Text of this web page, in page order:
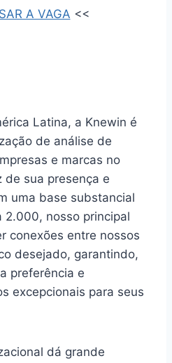
A VAGA <<
Latina, a Knewin é
de análise de
e marcas no
de sua presença e
uma base substancial
2.000, nosso principal
conexões entre nossos
desejado, garantindo,
preferência e
excepcionais para seus
dá grande